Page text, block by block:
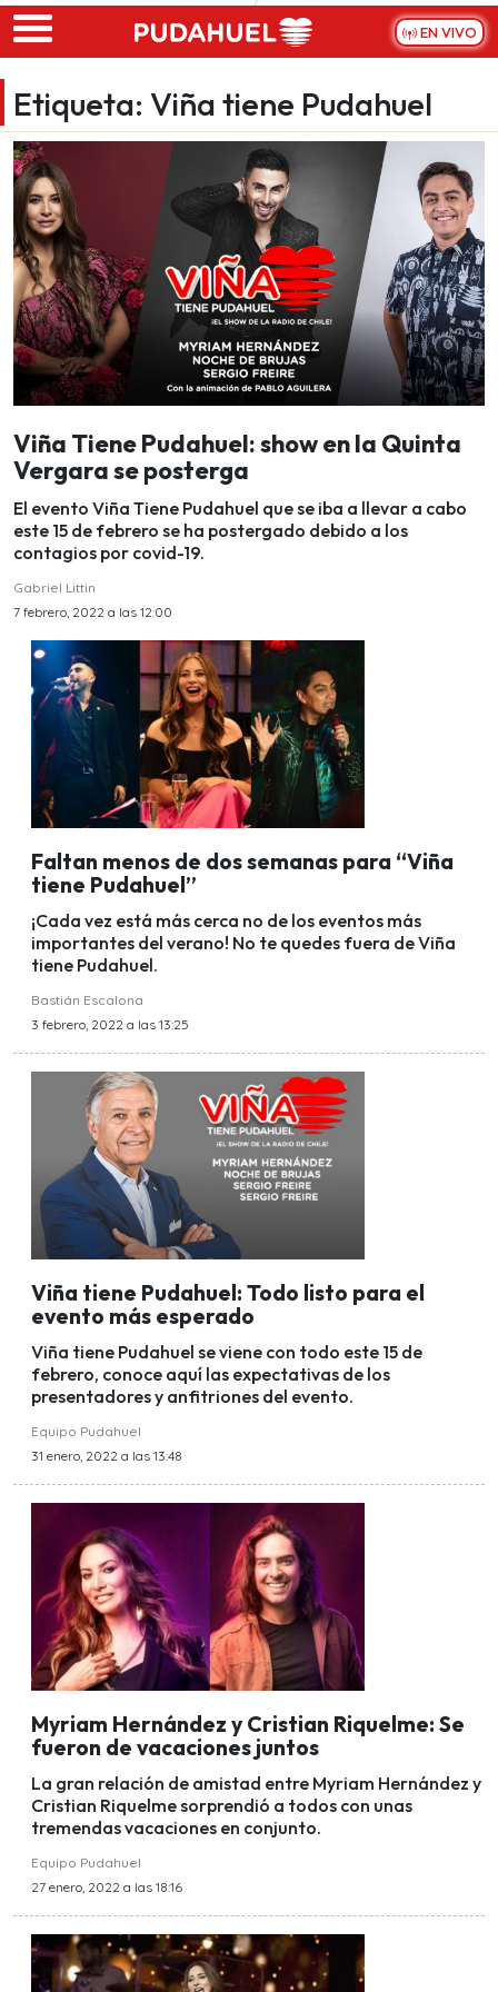
Skip to main content
EN VIVO
Etiqueta: Viña tiene Pudahuel
Viña Tiene Pudahuel: show en la Quinta
Vergara se posterga
El evento Viña Tiene Pudahuel que se iba a llevar a cabo
este 15 de febrero se ha postergado debido a los
contagios por covid-19.
Gabriel Littin
7 febrero, 2022 a las 12:00
Faltan menos de dos semanas para “Viña
tiene Pudahuel”
¡Cada vez está más cerca no de los eventos más
importantes del verano! No te quedes fuera de Viña
tiene Pudahuel.
Bastián Escalona
3 febrero, 2022 a las 13:25
Viña tiene Pudahuel: Todo listo para el
evento más esperado
Viña tiene Pudahuel se viene con todo este 15 de
febrero, conoce aquí las expectativas de los
presentadores y anfitriones del evento.
Equipo Pudahuel
31 enero, 2022 a las 13:48
Myriam Hernández y Cristian Riquelme: Se
fueron de vacaciones juntos
La gran relación de amistad entre Myriam Hernández y
Cristian Riquelme sorprendió a todos con unas
tremendas vacaciones en conjunto.
Equipo Pudahuel
27 enero, 2022 a las 18:16